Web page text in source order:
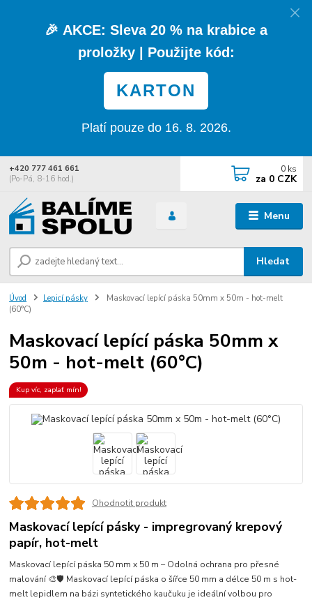
🎉 AKCE: Sleva 20 % na krabice a
proložky| Použijte kód:
KARTON
Platí pouze do 16. 8. 2026.
Menu
Hledat
+420 777 461 661
(Po-Pá, 8-16 hod.)
0 ks
za 0 CZK
Úvod Lepicí pásky
Maskovací lepící páska 50mm x 50m - hot-melt
(60°C)
Maskovací lepící páska 50mm x
50m - hot-melt (60°C)
Kup víc, zaplať mín!
Ohodnotit produkt
Maskovací lepící pásky - impregrovaný krepový
papír, hot-melt
Maskovací lepící páska 50 mm x 50 m – Odolná ochrana pro přesné
malování 🎨🛡️ Maskovací lepící páska o šířce 50 mm a délce 50 m s hot-
melt lepidlem na bázi syntetického kaučuku je ideální volbou pro